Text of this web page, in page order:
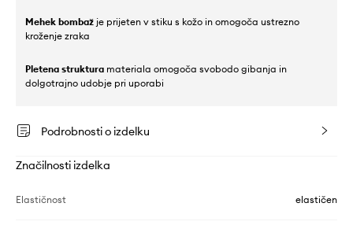
Mehek bombaž je prijeten v stiku s kožo in omogoča ustrezno
kroženje zraka
Pletena struktura materiala omogoča svobodo gibanja in
dolgotrajno udobje pri uporabi
Podrobnosti o izdelku
Značilnosti izdelka
Elastičnost elastičen